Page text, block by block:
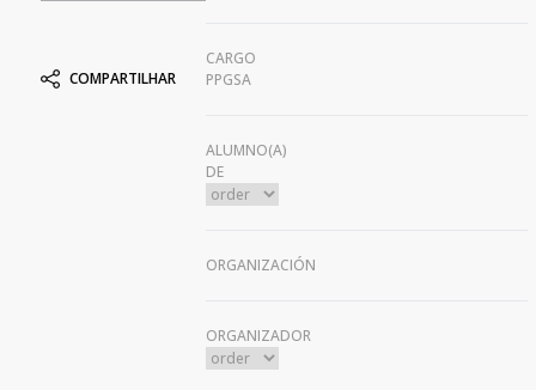
COMPARTILHAR
CARGO
PPGSA
ALUMNO(A)
DE
ORGANIZACIÓN
ORGANIZADOR